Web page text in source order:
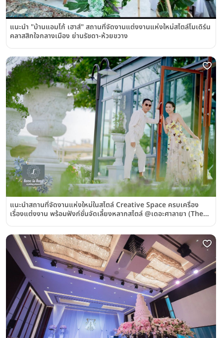
แนะนำ "บ้านแอมโก้ เฮาส์" สถานที่จัดงานแต่งงานแห่งใหม่สไตล์โมเดิร์น
คลาสสิกใจกลางเมือง ย่านรัชดา-ห้วยขวาง
แนะนำสถานที่จัดงานแห่งใหม่ในสไตล์ Creative Space ครบเครื่อง
เรื่องแต่งงาน พร้อมฟังก์ชั่นจัดเลี้ยงหลากสไตล์ @เดอะศาลายา (The